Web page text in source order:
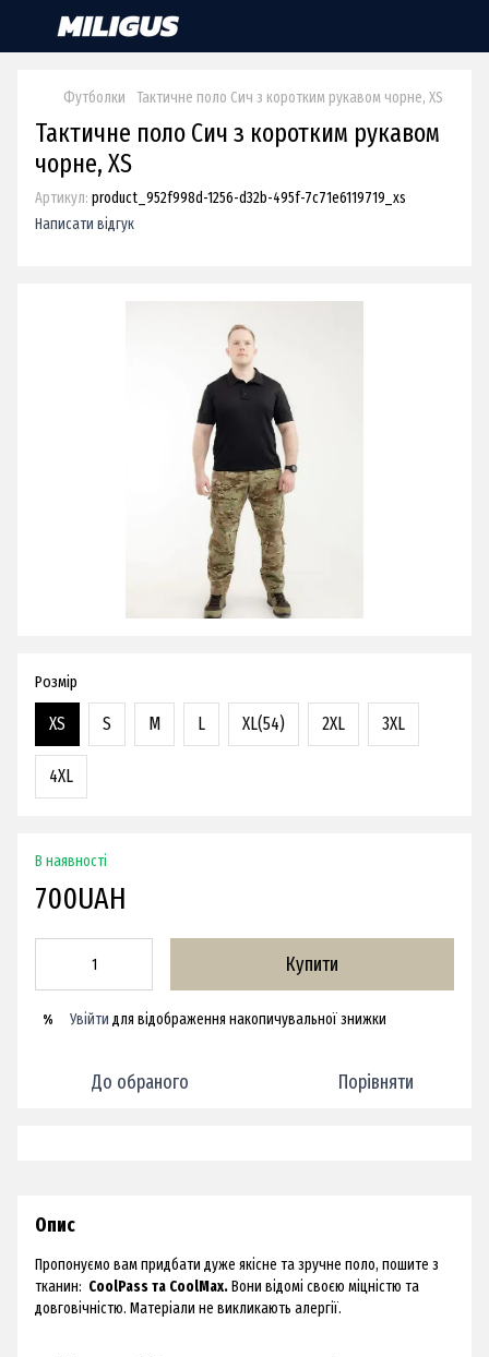
Футболки Тактичне поло Сич з коротким рукавом чорне, XS
Тактичне поло Сич з коротким рукавом
чорне, XS
Артикул: product_952f998d-1256-d32b-495f-7c71e6119719_xs
Написати відгук
Розмір
XS S M L XL(54) 2XL 3XL
4XL
В наявності
700UAH
Купити
% Увійти для відображення накопичувальної знижки
До обраного Порівняти
Опис
Пропонуємо вам придбати дуже якісне та зручне поло, пошите з
тканин: CoolPass та CoolMax.Вони відомі своєю міцністю та
довговічністю. Матеріали не викликають алергії.